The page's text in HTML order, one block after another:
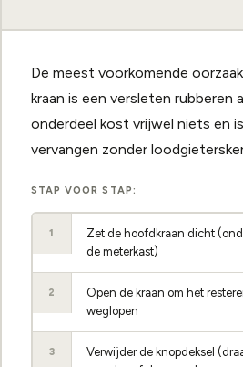
De meest voorkomende
kraan is een versleten rubberen
onderdeel kost vrijwel niets en
vervangen zonder
STAP VOOR STAP:
1
Zet de hoofdkraan dicht
de meterkast)
2
Open de kraan om het
weglopen
3
Verwijder de knopdeksel